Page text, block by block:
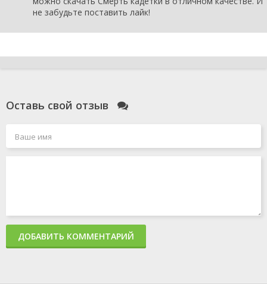
не забудьте поставить лайк!
Оставь свой отзыв
ДОБАВИТЬ КОММЕНТАРИЙ